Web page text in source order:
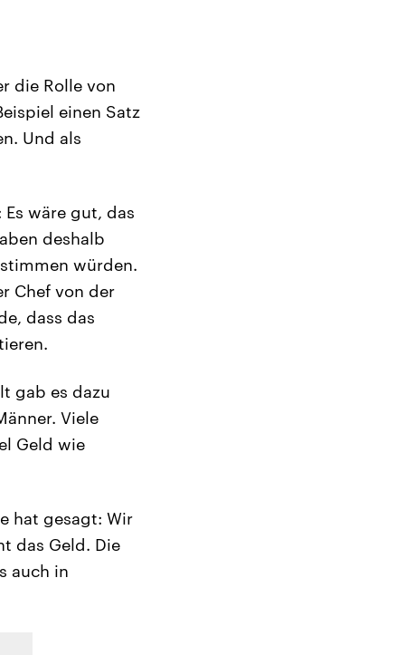
die Rolle von
einen Satz
Und als
wäre gut, das
deshalb
würden.
Chef von der
dass das
gab es dazu
Viele
Geld wie
hat gesagt: Wir
das Geld. Die
auch in